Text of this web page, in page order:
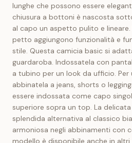
lunghe che possono essere
chiusura a bottoni è nascosta
al capo un aspetto pulito e
petto aggiungono funzionalità e
stile. Questa camicia basic si
guardaroba. Indossatela con
a tubino per un look da ufficio. Per
abbinatela a jeans, shorts o
essere indossata come capo
superiore sopra un top. La
splendida alternativa al classico
armoniosa negli abbinamenti con
modello è disponibile anche in altri